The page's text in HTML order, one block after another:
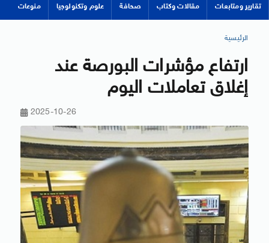
تقارير ومتابعات مقالات وكتاب صحافة علوم وتكنولوجيا منوعات
الرئيسية
ارتفاع مؤشرات البورصة عند
إغلاق تعاملات اليوم
2025-10-26